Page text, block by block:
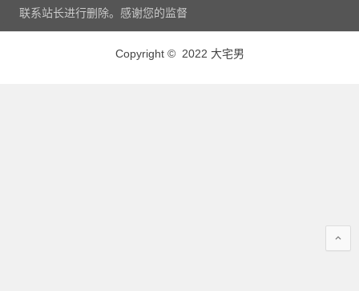
联系站长进行删除。感谢您的监督
Copyright © 2022 大宅男